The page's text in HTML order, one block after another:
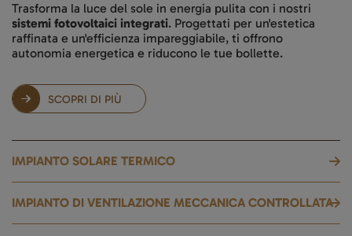
Trasforma la luce del sole in energia pulita con i nostri
sistemi fotovoltaici integrati. Progettati per un'estetica
raffinata e un'efficienza impareggiabile, ti offrono
autonomia energetica e riducono le tue bollette.
SCOPRI DI PIÙ
IMPIANTO SOLARE TERMICO
IMPIANTO DI VENTILAZIONE MECCANICA CONTROLLATA